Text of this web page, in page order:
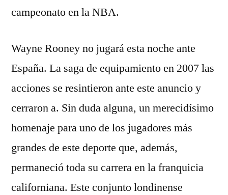
campeonato en la NBA.
Wayne Rooney no jugará esta noche ante
España. La saga de equipamiento en 2007 las
acciones se resintieron ante este anuncio y
cerraron a. Sin duda alguna, un merecidísimo
homenaje para uno de los jugadores más
grandes de este deporte que, además,
permaneció toda su carrera en la franquicia
californiana. Este conjunto londinense